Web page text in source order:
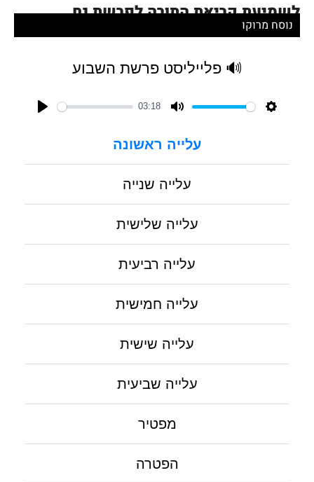
לשמיעת קריאת התורה לפרשת נח
נוסח מרוקו
🔊 פלייליסט פרשת השבוע
03:18
עלייה ראשונה
עלייה שנייה
עלייה שלישית
עלייה רביעית
עלייה חמישית
עלייה שישית
עלייה שביעית
מפטיר
הפטרה